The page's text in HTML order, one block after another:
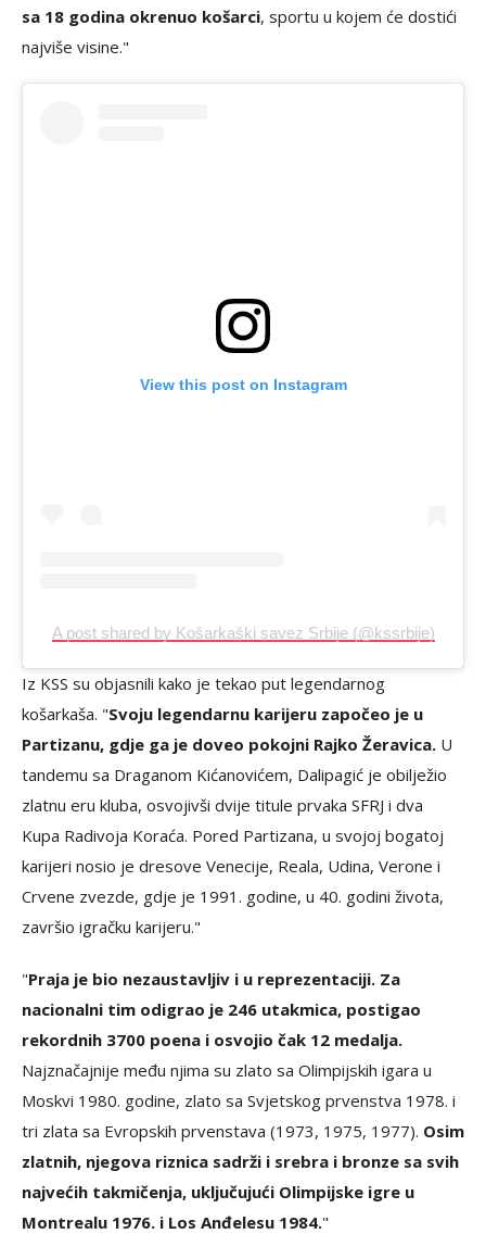
sa 18 godina okrenuo košarci, sportu u kojem će dostići
najviše visine."
View this post on Instagram
A post shared by Košarkaški savez Srbije (@kssrbije)
Iz KSS su objasnili kako je tekao put legendarnog
košarkaša. "Svoju legendarnu karijeru započeo je u
Partizanu, gdje ga je doveo pokojni Rajko Žeravica. U
tandemu sa Draganom Kićanovićem, Dalipagić je obilježio
zlatnu eru kluba, osvojivši dvije titule prvaka SFRJ i dva
Kupa Radivoja Koraća. Pored Partizana, u svojoj bogatoj
karijeri nosio je dresove Venecije, Reala, Udina, Verone i
Crvene zvezde, gdje je 1991. godine, u 40. godini života,
završio igračku karijeru."
"Praja je bio nezaustavljiv i u reprezentaciji. Za
nacionalni tim odigrao je 246 utakmica, postigao
rekordnih 3700 poena i osvojio čak 12 medalja.
Najznačajnije među njima su zlato sa Olimpijskih igara u
Moskvi 1980. godine, zlato sa Svjetskog prvenstva 1978. i
tri zlata sa Evropskih prvenstava (1973, 1975, 1977). Osim
zlatnih, njegova riznica sadrži i srebra i bronze sa svih
najvećih takmičenja, uključujući Olimpijske igre u
Montrealu 1976. i Los Anđelesu 1984."